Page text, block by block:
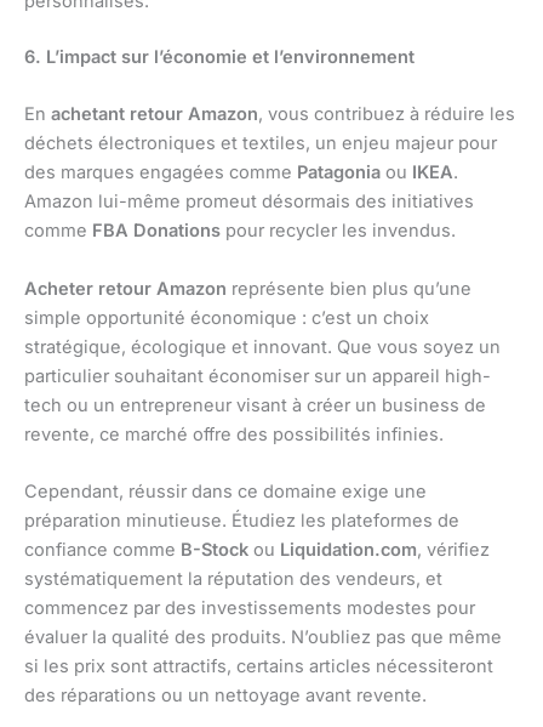
6. L’impact sur l’économie et l’environnement
En achetant retour Amazon, vous contribuez à réduire les
déchets électroniques et textiles, un enjeu majeur pour
des marques engagées comme Patagonia ou IKEA.
Amazon lui-même promeut désormais des initiatives
comme FBA Donations pour recycler les invendus.
Acheter retour Amazon représente bien plus qu’une
simple opportunité économique : c’est un choix
stratégique, écologique et innovant. Que vous soyez un
particulier souhaitant économiser sur un appareil high-
tech ou un entrepreneur visant à créer un business de
revente, ce marché offre des possibilités infinies.
Cependant, réussir dans ce domaine exige une
préparation minutieuse. Étudiez les plateformes de
confiance comme B-Stock ou Liquidation.com, vérifiez
systématiquement la réputation des vendeurs, et
commencez par des investissements modestes pour
évaluer la qualité des produits. N’oubliez pas que même
si les prix sont attractifs, certains articles nécessiteront
des réparations ou un nettoyage avant revente.